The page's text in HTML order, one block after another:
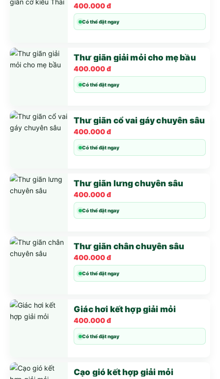
400.000 đ
Có thể đặt ngay
Thư giãn giải mỏi cho mẹ bầu
400.000 đ
Có thể đặt ngay
Thư giãn cổ vai gáy chuyên sâu
400.000 đ
Có thể đặt ngay
Thư giãn lưng chuyên sâu
400.000 đ
Có thể đặt ngay
Thư giãn chân chuyên sâu
400.000 đ
Có thể đặt ngay
Giác hơi kết hợp giải mỏi
400.000 đ
Có thể đặt ngay
Cạo gió kết hợp giải mỏi